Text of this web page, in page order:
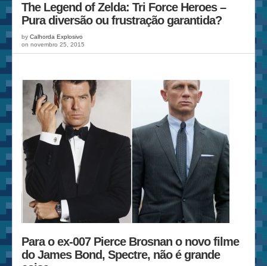
The Legend of Zelda: Tri Force Heroes –
Pura diversão ou frustração garantida?
by Calhorda Explosivo
on novembro 25, 2015
Para o ex-007 Pierce Brosnan o novo filme
do James Bond, Spectre, não é grande